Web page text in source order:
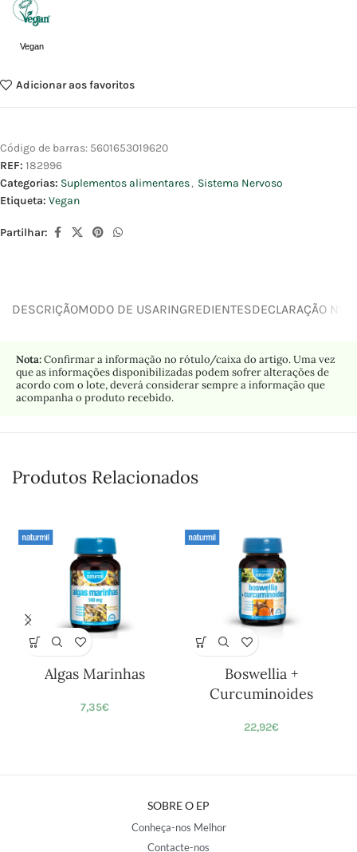
Vegan
Adicionar aos favoritos
Código de barras: 5601653019620
REF: 182996
Categorias: Suplementos alimentares, Sistema Nervoso
Etiqueta: Vegan
Partilhar:
DESCRIÇÃOMODO DE USARINGREDIENTESDECLARAÇÃO
Nota:Confirmar a informação no rótulo/caixa do artigo. Uma vez
que as informações disponibilizadas podem sofrer alterações de
acordo com o lote, deverá considerar sempre a informação que
acompanha o produto recebido.
Produtos Relacionados
Algas Marinhas
7,35€
Boswellia +
Curcuminoides
22,92€
SOBRE O EP
Conheça-nos Melhor
Contacte-nos